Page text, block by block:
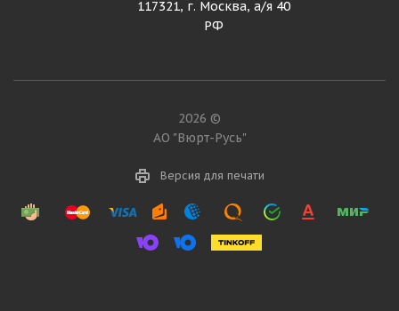
117321, г. Москва, а/я 40
РФ
2026 ©
АО "Вюрт-Русь"
Версия для печати